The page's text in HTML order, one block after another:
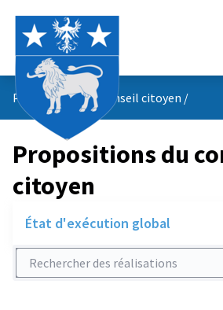
Propositions du conseil citoyen /
Propositions du
citoyen
État d'exécution global
Rechercher des réalisations